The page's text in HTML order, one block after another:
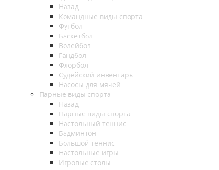
Назад
Командные виды спорта
Футбол
Баскетбол
Волейбол
Гандбол
Флорбол
Судейский инвентарь
Насосы для мячей
Парные виды спорта
Назад
Парные виды спорта
Настольный теннис
Бадминтон
Большой теннис
Настольные игры
Игровые столы